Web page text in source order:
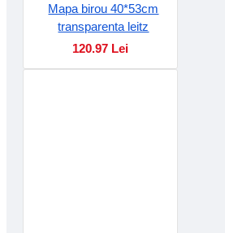
Mapa birou 40*53cm
transparenta leitz
120.97 Lei